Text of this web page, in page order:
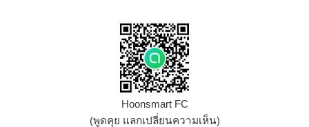
Hoonsmart FC
(พูดคุย แลกเปลี่ยนความเห็น)